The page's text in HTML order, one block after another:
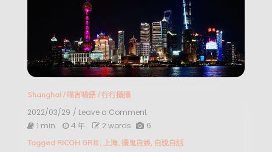
Shanghai/喵言喵語/行行攝攝
2022/03/29 / Leave a Commenton
【自
日
1 min 4 年 2 words 6
Tagged RICOH GRⅢ 上海, 攝鬼自娛, 自說自話